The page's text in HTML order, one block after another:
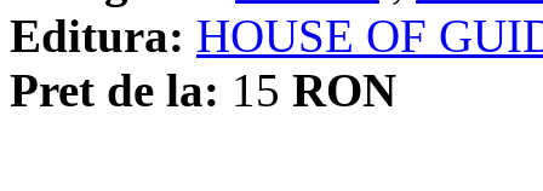
Editura: HOUSE OF
Pret de la: 15 RON